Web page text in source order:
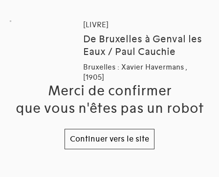
[LIVRE]
De Bruxelles à Genval les
Eaux / Paul Cauchie
Bruxelles : Xavier Havermans ,
[1905]
Merci de confirmer
que vous n'êtes pas un robot
Continuer vers le site